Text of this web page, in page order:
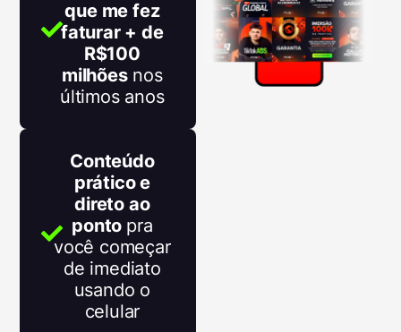
que me fez
faturar + de
R$100
milhõesnos
últimos anos
Conteúdo
prático e
direto ao
ponto pra
você começar
de imediato
usando o
celular